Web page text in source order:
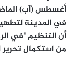
أغسطس (آب)
في المدينة
أن التنظيم "في
من استكمال تحرير